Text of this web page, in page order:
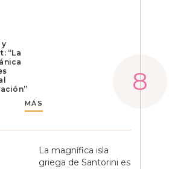
y
“La
MÁS
La magnífica isla
griega de Santorini es